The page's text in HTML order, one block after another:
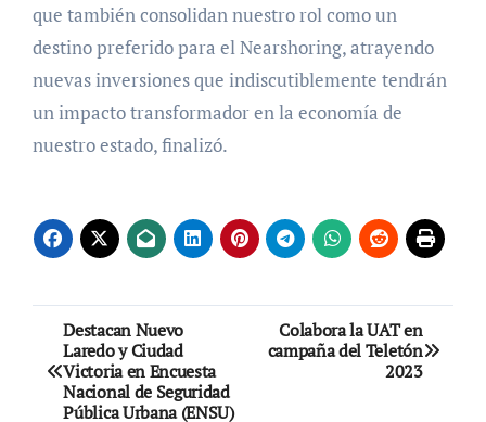
que también consolidan nuestro rol como un
destino preferido para el Nearshoring, atrayendo
nuevas inversiones que indiscutiblemente tendrán
un impacto transformador en la economía de
nuestro estado, finalizó.
Navegación
de
Destacan Nuevo
Laredo y Ciudad
Victoria en Encuesta
Nacional de Seguridad
Pública Urbana (ENSU)
Colabora la UAT en
campaña del Teletón
2023